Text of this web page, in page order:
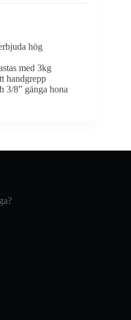
hög
med 3kg
handgrepp
3/8” gänga hona